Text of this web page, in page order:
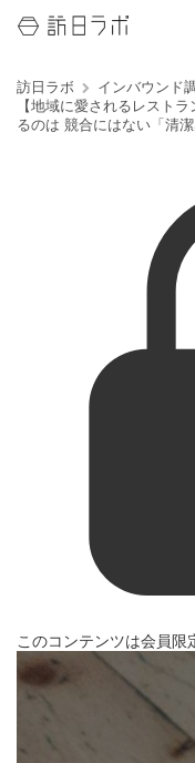
訪日ラボ
インバウンド
【地域に愛されるレスト
るのは 競合にはない「清潔
このコンテンツは会員限